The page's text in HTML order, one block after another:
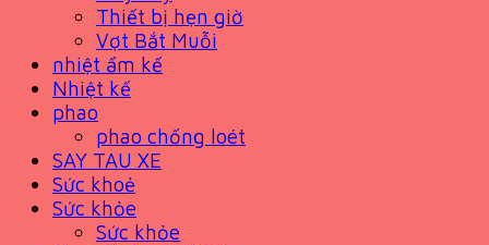
Thiết bị hẹn giờ
Vợt Bắt Muỗi
nhiệt ẩm kế
Nhiệt kế
phao
phao chống loét
SAY TAU XE
Sức khoẻ
Sức khỏe
Sức khỏe